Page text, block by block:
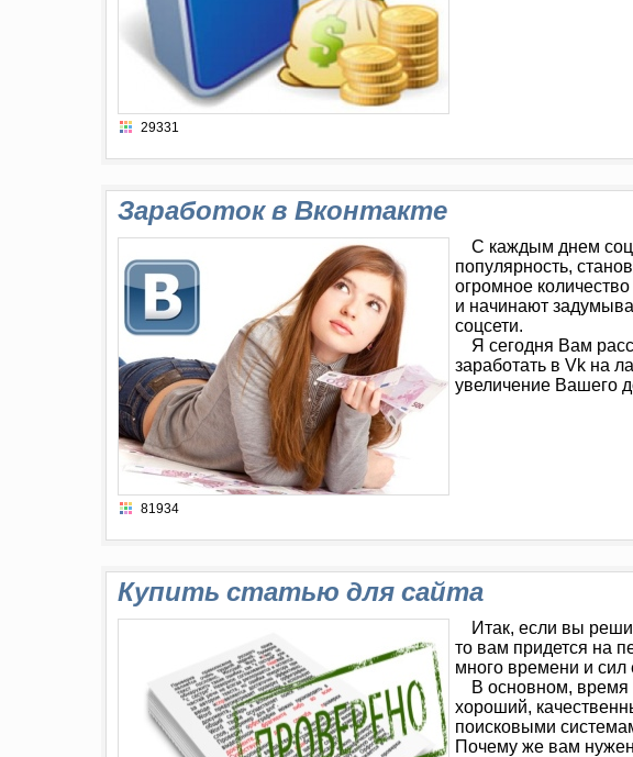
29331
Заработок в Вконтакте
С каждым днем
популярность,
огромное
и начинают
соцсети.
Я сегодня Вам
заработать в Vk на
увеличение Вашего
81934
Купить статью для сайта
Итак, если вы
то вам придется на
много времени и сил
В основном, время
хороший,
поисковыми
Почему же вам